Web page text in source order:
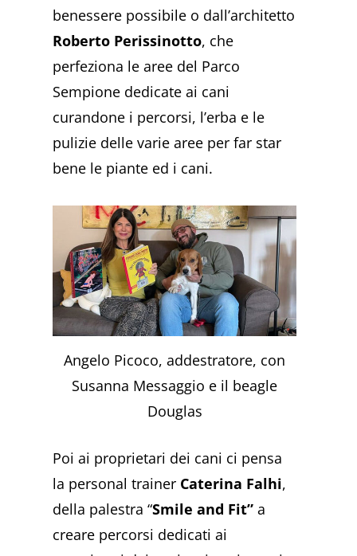
benessere possibile o dall’architetto
Roberto Perissinotto, che
perfeziona le aree del Parco
Sempione dedicate ai cani
curandone i percorsi, l’erba e le
pulizie delle varie aree per far star
bene le piante ed i cani.
Angelo Picoco, addestratore, con
Susanna Messaggio e il beagle
Douglas
Poi ai proprietari dei cani ci pensa
la personal trainer Caterina Falhi,
della palestra “Smile and Fit” a
creare percorsi dedicati ai